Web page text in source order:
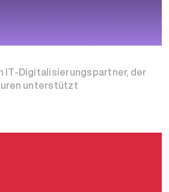
IT-Digitalisierungspartner, der
unterstützt